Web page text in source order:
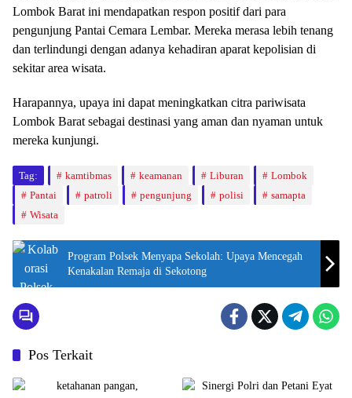
Lombok Barat ini mendapatkan respon positif dari para
pengunjung Pantai Cemara Lembar. Mereka merasa lebih tenang
dan terlindungi dengan adanya kehadiran aparat kepolisian di
sekitar area wisata.
Harapannya, upaya ini dapat meningkatkan citra pariwisata
Lombok Barat sebagai destinasi yang aman dan nyaman untuk
mereka kunjungi.
Tag: kamtibmas keamanan Liburan
Lombok
Pantai
patroli pengunjung polisi
samapta
Wisata
Program Polsek Menyapa Sekolah: Upaya Mencegah
Kenakalan Remaja di Sekotong
Pos Terkait